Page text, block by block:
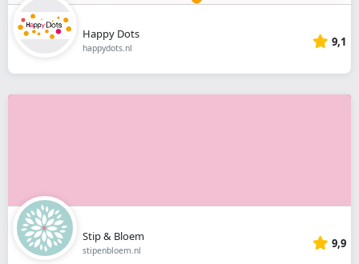
Happy Dots
happydots.nl 9,1
Stip & Bloem
stipenbloem.nl 9,9